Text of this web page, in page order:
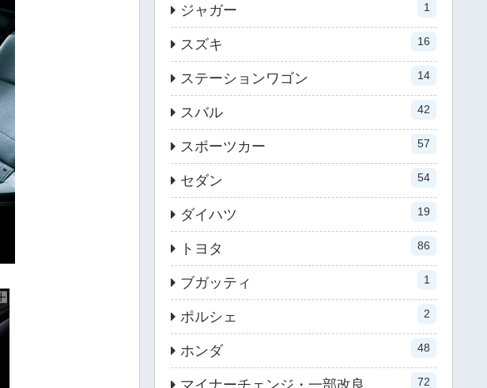
ジャガー 1
スズキ 16
ステーションワゴン 14
スバル 42
スポーツカー 57
セダン 54
ダイハツ 19
トヨタ 86
ブガッティ 1
ポルシェ 2
ホンダ 48
72